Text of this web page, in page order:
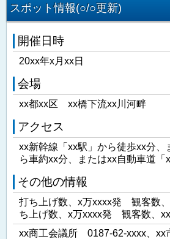
スポット情報(○/○更新)
開催日時
20xx年x月xx日
会場
xx都xx区 xx橋下流xx川河畔
アクセス
xx新幹線「xx駅」から徒歩xx分、
ら車約xx分、またはxx自動車道「
その他の情報
打ち上げ数、x万xxxx発 観客数
ち上げ数、x万xxxx発 観客数、xx
xx商工会議所 0187-62-xxxx、xx